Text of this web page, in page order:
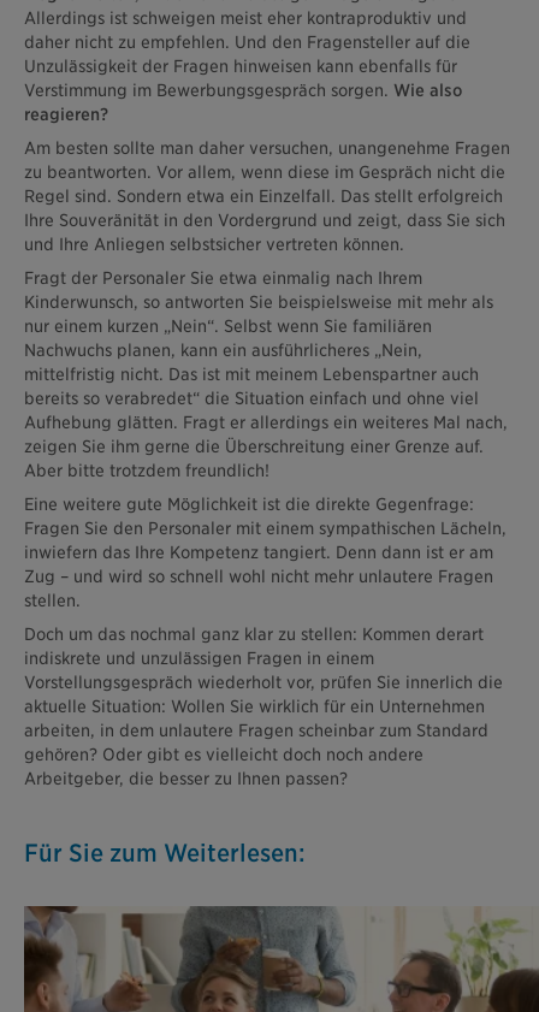
Allerdings ist schweigen meist eher kontraproduktiv und
daher nicht zu empfehlen. Und den Fragensteller auf die
Unzulässigkeit der Fragen hinweisen kann ebenfalls für
Verstimmung im Bewerbungsgespräch sorgen. Wie also
reagieren?
Am besten sollte man daher versuchen, unangenehme Fragen
zu beantworten. Vor allem, wenn diese im Gespräch nicht die
Regel sind. Sondern etwa ein Einzelfall. Das stellt erfolgreich
Ihre Souveränität in den Vordergrund und zeigt, dass Sie sich
und Ihre Anliegen selbstsicher vertreten können.
Fragt der Personaler Sie etwa einmalig nach Ihrem
Kinderwunsch, so antworten Sie beispielsweise mit mehr als
nur einem kurzen „Nein“. Selbst wenn Sie familiären
Nachwuchs planen, kann ein ausführlicheres „Nein,
mittelfristig nicht. Das ist mit meinem Lebenspartner auch
bereits so verabredet“ die Situation einfach und ohne viel
Aufhebung glätten. Fragt er allerdings ein weiteres Mal nach,
zeigen Sie ihm gerne die Überschreitung einer Grenze auf.
Aber bitte trotzdem freundlich!
Eine weitere gute Möglichkeit ist die direkte Gegenfrage:
Fragen Sie den Personaler mit einem sympathischen Lächeln,
inwiefern das Ihre Kompetenz tangiert. Denn dann ist er am
Zug – und wird so schnell wohl nicht mehr unlautere Fragen
stellen.
Doch um das nochmal ganz klar zu stellen: Kommen derart
indiskrete und unzulässigen Fragen in einem
Vorstellungsgespräch wiederholt vor, prüfen Sie innerlich die
aktuelle Situation: Wollen Sie wirklich für ein Unternehmen
arbeiten, in dem unlautere Fragen scheinbar zum Standard
gehören? Oder gibt es vielleicht doch noch andere
Arbeitgeber, die besser zu Ihnen passen?
Für Sie zum Weiterlesen: